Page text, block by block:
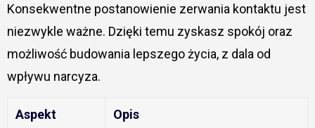
Konsekwentne postanowienie zerwania kontaktu jest
niezwykle ważne. Dzięki temu zyskasz spokój oraz
możliwość budowania lepszego życia, z dala od
wpływu narcyza.
Aspekt Opis